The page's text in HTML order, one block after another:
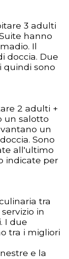
3 adulti
hanno
Il
doccia. Due
quindi sono
2 adulti +
un salotto
un
Sono
all'ultimo
indicate per
tra
in
I due
tra i migliori
e la